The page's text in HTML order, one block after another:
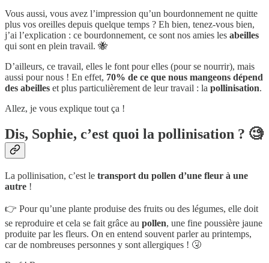
Vous aussi, vous avez l’impression qu’un bourdonnement ne quitte
plus vos oreilles depuis quelque temps ? Eh bien, tenez-vous bien,
j’ai l’explication : ce bourdonnement, ce sont nos amies les abeilles
qui sont en plein travail. 🐝
D’ailleurs, ce travail, elles le font pour elles (pour se nourrir), mais
aussi pour nous ! En effet, 70% de ce que nous mangeons dépend
des abeilles et plus particulièrement de leur travail : la pollinisation.
Allez, je vous explique tout ça !
Dis, Sophie, c’est quoi la pollinisation ? 🧐
La pollinisation, c’est le transport du pollen d’une fleur à une
autre !
👉 Pour qu’une plante produise des fruits ou des légumes, elle doit
se reproduire et cela se fait grâce au pollen, une fine poussière jaune
produite par les fleurs. On en entend souvent parler au printemps,
car de nombreuses personnes y sont allergiques ! 🤧